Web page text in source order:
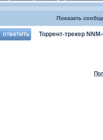
Показать
Торрент-трекер